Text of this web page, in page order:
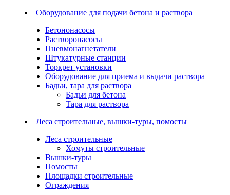
Оборудование для подачи бетона и раствора
Бетононасосы
Растворонасосы
Пневмонагнетатели
Штукатурные станции
Торкрет установки
Оборудование для приема и выдачи раствора
Бадьи, тара для раствора
Бадьи для бетона
Тара для раствора
Леса строительные, вышки-туры, помосты
Леса строительные
Хомуты строительные
Вышки-туры
Помосты
Площадки строительные
Ограждения